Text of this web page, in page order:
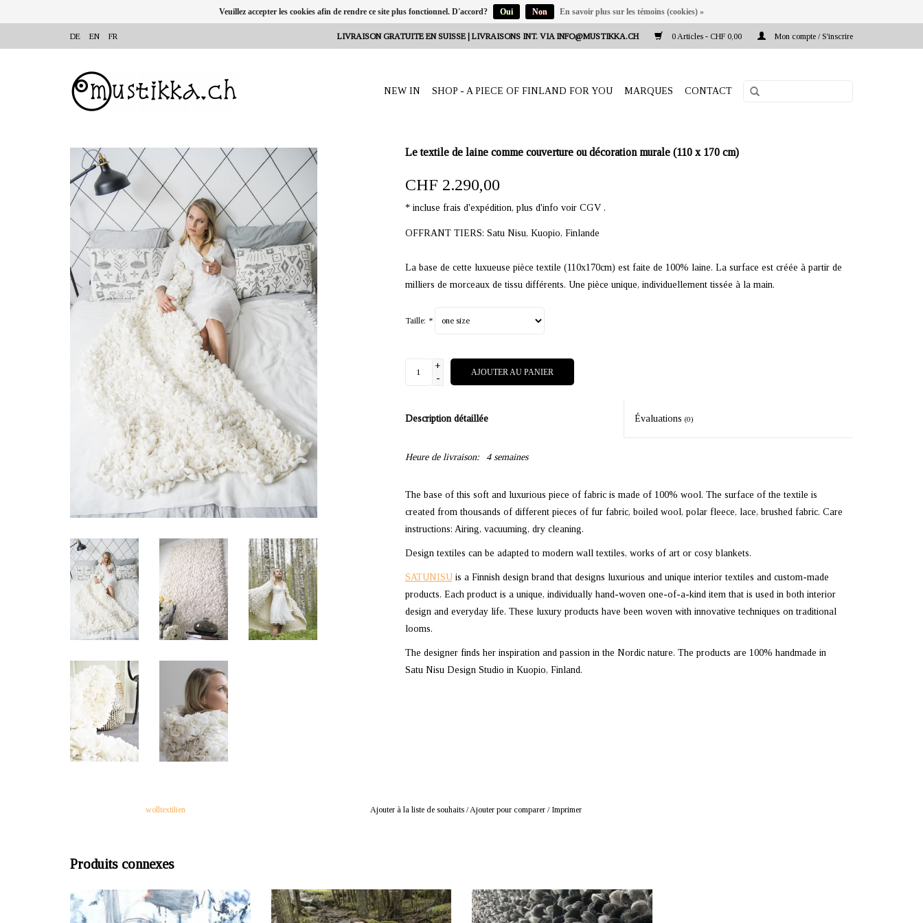
DE EN FR LIVRAISON GRATUITE EN SUISSE | LIVRAISONS INT. VIA INFO@MUSTIKKA.CH 0 Articles - CHF 0,00 Mon compte / S'inscrire
NEW IN SHOP - A PIECE OF FINLAND FOR YOU MARQUES CONTACT
Le textile de laine comme couverture ou décoration murale (110 x 170 cm)
CHF 2.290,00
* incluse frais d'expédition, plus d'info voir CGV .
OFFRANT TIERS: Satu Nisu, Kuopio, Finlande
La base de cette luxueuse pièce textile (110x170cm) est faite de 100% laine. La surface est créée à partir de
milliers de morceaux de tissu différents. Une pièce unique, individuellement tissée à la main.
Taille: *
+
-
AJOUTER AU PANIER
Description détaillée Évaluations(0)
Heure de livraison: 4 semaines
The base of this soft and luxurious piece of fabric is made of 100% wool. The surface of the textile is
created from thousands of different pieces of fur fabric, boiled wool, polar fleece, lace, brushed fabric. Care
instructions: Airing, vacuuming, dry cleaning.
Design textiles can be adapted to modern wall textiles, works of art or cosy blankets.
SATUNISUis a Finnish design brand that designs luxurious and unique interior textiles and custom-made
products. Each product is a unique, individually hand-woven one-of-a-kind item that is used in both interior
design and everyday life. These luxury products have been woven with innovative techniques on traditional
looms.
The designer finds her inspiration and passion in the Nordic nature. The products are 100% handmade in
Satu Nisu Design Studio in Kuopio, Finland.
wolltextilien Ajouter à la liste de souhaits/Ajouter pour comparer / Imprimer
Produits connexes
OFFRANT TIERS: Hanna Kanto, Helsinki,
Finlande
OFFRANT TIERS: Satu Nisu, Kuopio, Finlande OFFRANT TIERS: Satu Nisu, Kuopio, Finlande
Veuillez accepter les cookies afin de rendre ce site plus fonctionnel. D'accord? Oui Non En savoir plus sur les témoins (cookies) »